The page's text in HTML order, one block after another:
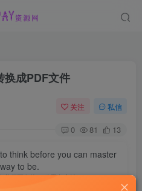
换成PDF文件
关注 私信
0 81 13
think before you can master
to be.
必须要先换一种思考方法